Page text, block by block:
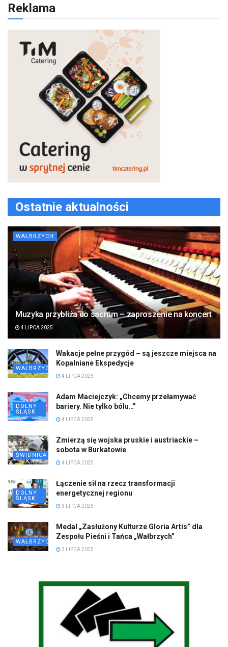
Reklama
Ostatnie aktualności
WAŁBRZYCH
Muzyka przybliża do sacrum – zaproszenie na koncert
4 LIPCA 2025
WAŁBRZYCH
Wakacje pełne przygód – są jeszcze miejsca na
Kopalniane Ekspedycje
4 LIPCA 2025
DOLNY
ŚLĄSK
Adam Maciejczyk: „Chcemy przełamywać
bariery. Nie tylko bólu…”
4 LIPCA 2025
ŚWIDNICA
Zmierzą się wojska pruskie i austriackie –
sobota w Burkatowie
4 LIPCA 2025
DOLNY
ŚLĄSK
Łączenie sił na rzecz transformacji
energetycznej regionu
3 LIPCA 2025
WAŁBRZYCH
Medal „Zasłużony Kulturze Gloria Artis” dla
Zespołu Pieśni i Tańca „Wałbrzych”
3 LIPCA 2025